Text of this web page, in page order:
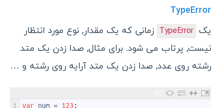
TypeError
یک TypeError زمانی که یک مقدار, نوع مورد انتظار
نیست, پرتاب می شود. برای مثال, صدا زدن یک متد
رشته روی عدد, صدا زدن یک متد آرایه روی رشته و …
1
var num = 123 ;